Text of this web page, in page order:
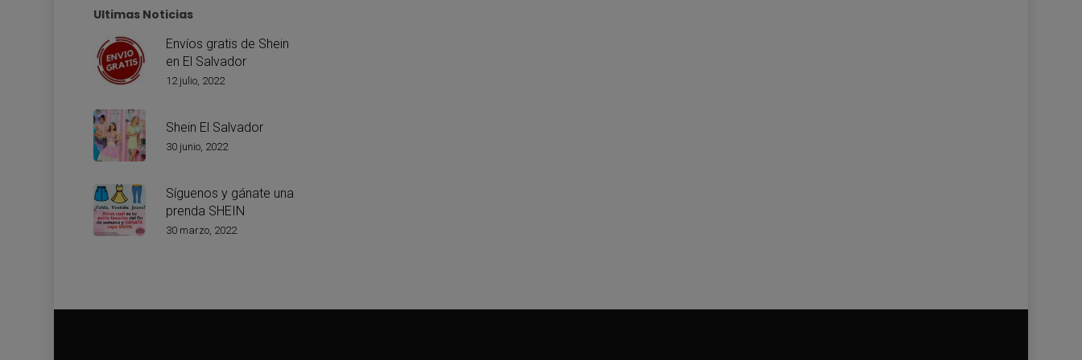
Ultimas Noticias
Envíos gratis de Shein
en El Salvador
12 julio, 2022
Shein El Salvador
30 junio, 2022
Síguenos y gánate una
prenda SHEIN
30 marzo, 2022